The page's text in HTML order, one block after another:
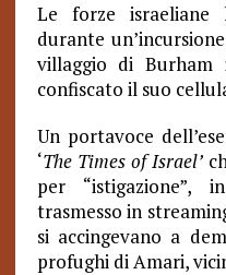
Le forze
durante
villaggio di Burham
confiscato il suo
Un portavoce
‘The Times of Israel’
per
trasmesso in
si accingevano a
profughi di Amari,